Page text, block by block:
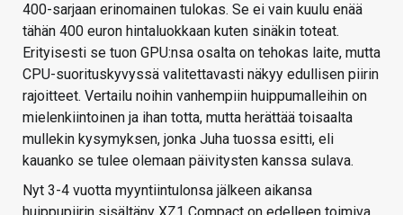
400-sarjaan erinomainen tulokas. Se ei vain kuulu enää
tähän 400 euron hintaluokkaan kuten sinäkin toteat.
Erityisesti se tuon GPU:nsa osalta on tehokas laite, mutta
CPU-suorituskyvyssä valitettavasti näkyy edullisen piirin
rajoitteet. Vertailu noihin vanhempiin huippumalleihin on
mielenkiintoinen ja ihan totta, mutta herättää toisaalta
mullekin kysymyksen, jonka Juha tuossa esitti, eli
kauanko se tulee olemaan päivitysten kanssa sulava.
Nyt 3-4 vuotta myyntiintulonsa jälkeen aikansa